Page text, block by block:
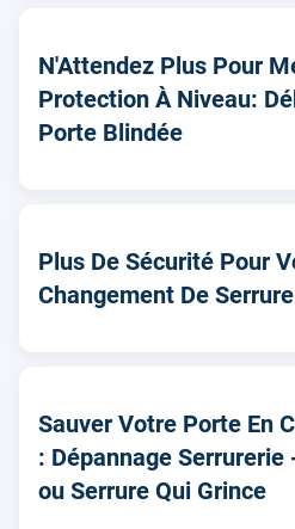
N'Attendez Plus Pour
Protection À Niveau:
Porte Blindée
Plus De Sécurité Pour
Changement De
Sauver Votre Porte En
: Dépannage
ou Serrure Qui Grince